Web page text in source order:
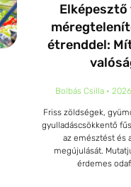
étrenddel:
Bolbás Csilla
Friss zöldségek,
gyulladáscsökkentő
az emésztést és
megújulását.
érdemes